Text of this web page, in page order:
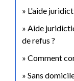
L'aide
Aide
de refus ?
Comment
Sans